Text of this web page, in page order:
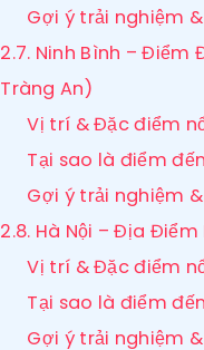
Gợi ý trải nghiệm
2.7. Ninh Bình – Điểm
Tràng An)
Vị trí & Đặc điểm
Tại sao là điểm
Gợi ý trải nghiệm
2.8. Hà Nội – Địa
Vị trí & Đặc điểm
Tại sao là điểm
Gợi ý trải nghiệm